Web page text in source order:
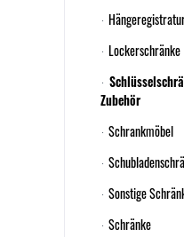
Lockerschränke
Zubehör
Schrankmöbel
Sonstige
Schränke